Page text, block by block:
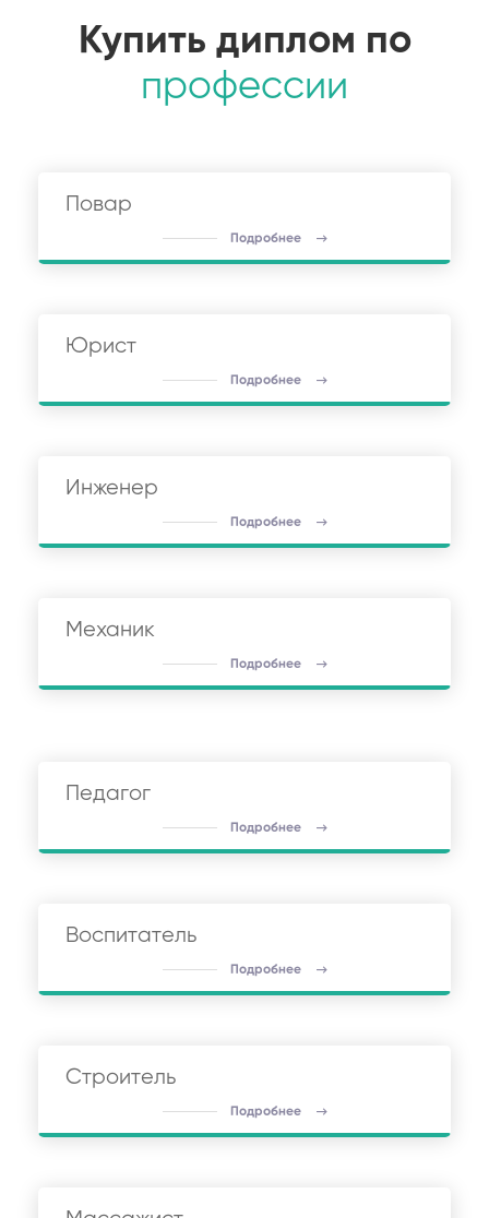
Купить диплом по
профессии
Повар
Подробнее
Юрист
Подробнее
Инженер
Подробнее
Механик
Подробнее
Педагог
Подробнее
Воспитатель
Подробнее
Строитель
Подробнее